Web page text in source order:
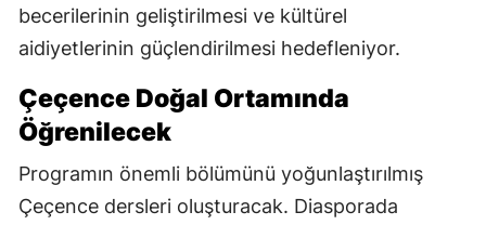
becerilerinin geliştirilmesi ve kültürel
aidiyetlerinin güçlendirilmesi hedefleniyor.
Çeçence Doğal Ortamında
Öğrenilecek
Programın önemli bölümünü yoğunlaştırılmış
Çeçence dersleri oluşturacak. Diasporada